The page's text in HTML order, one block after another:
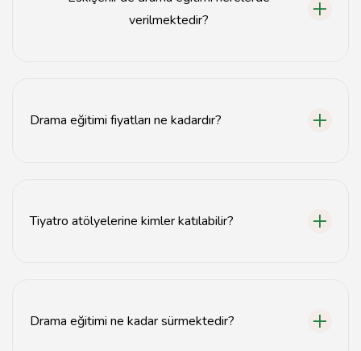
verilmektedir?
Drama eğitimi fiyatları ne kadardır?
Tiyatro atölyelerine kimler katılabilir?
Drama eğitimi ne kadar sürmektedir?